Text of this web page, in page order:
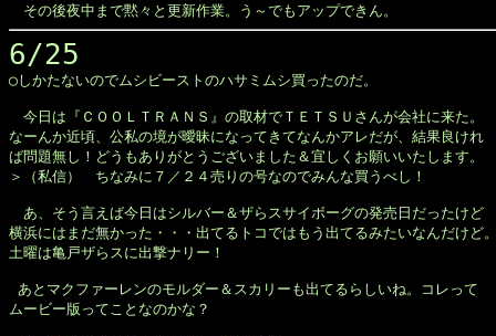
6/25
◯しかたないのでムシビーストのハサミムシ買ったのだ。
今日は『ＣＯＯＬＴＲＡＮＳ』の取材でＴＥＴＳＵさんが会社に来た。
なーんか近頃、公私の境が曖昧になってきてなんかアレだが、結果良けれ
ば問題無し！どうもありがとうございました＆宜しくお願いいたします。
＞（私信）　ちなみに７／２４売りの号なのでみんな買うべし！
あ、そう言えば今日はシルバー＆ザらスサイボーグの発売日だったけど
横浜にはまだ無かった・・・出てるトコではもう出てるみたいなんだけど
土曜は亀戸ザらスに出撃ナリー！
あとマクファーレンのモルダー＆スカリーも出てるらしいね。コレって
ムービー版ってことなのかな？